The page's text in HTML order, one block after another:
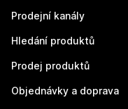
Prodejní kanály
Hledání produktů
Prodej produktů
Objednávky a doprava